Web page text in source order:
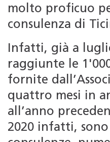
molto proficuo
consulenza di
Infatti, già a
raggiunte le
fornite
quattro mesi in
all’anno
2020 infatti,